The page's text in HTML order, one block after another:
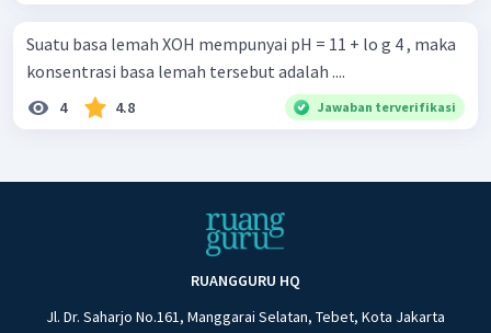
Suatu basa lemah XOH mempunyai pH = 11 + lo g 4 , maka
konsentrasi basa lemah tersebut adalah ....
4 4.8 Jawaban terverifikasi
RUANGGURU HQ
Jl. Dr. Saharjo No.161, Manggarai Selatan, Tebet, Kota Jakarta